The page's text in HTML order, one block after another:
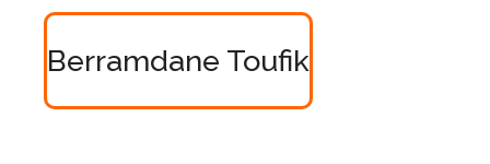
Berramdane Toufik